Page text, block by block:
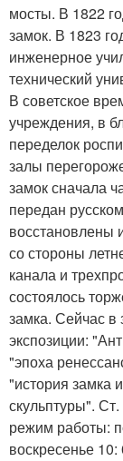
мосты. В 1822
замок. В 1823
инженерное
технический
В советское
учреждения, в
переделок
залы
замок сначала
передан
восстановлены
со стороны
канала и
состоялось
замка. Сейчас
экспозиции:
"эпоха
"история замка
скульптуры".
режим работы:
воскресенье 10: